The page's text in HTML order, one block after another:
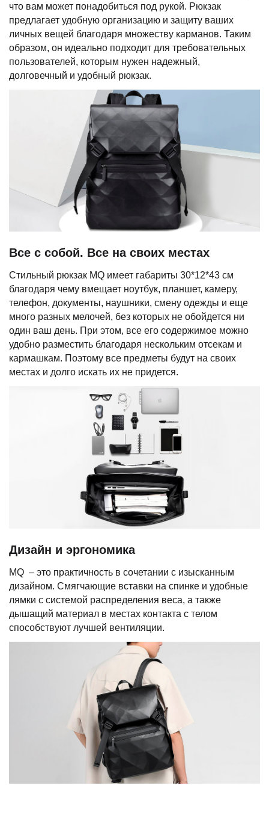
что вам может понадобиться под рукой. Рюкзак
предлагает удобную организацию и защиту ваших
личных вещей благодаря множеству карманов. Таким
образом, он идеально подходит для требовательных
пользователей, которым нужен надежный,
долговечный и удобный рюкзак.
Все с собой. Все на своих местах
Стильный рюкзак MQ имеет габариты 30*12*43 см
благодаря чему вмещает ноутбук, планшет, камеру,
телефон, документы, наушники, смену одежды и еще
много разных мелочей, без которых не обойдется ни
один ваш день. При этом, все его содержимое можно
удобно разместить благодаря нескольким отсекам и
кармашкам. Поэтому все предметы будут на своих
местах и долго искать их не придется.
Дизайн и эргономика
MQ – это практичность в сочетании с изысканным
дизайном. Смягчающие вставки на спинке и удобные
лямки с системой распределения веса, а также
дышащий материал в местах контакта с телом
способствуют лучшей вентиляции.